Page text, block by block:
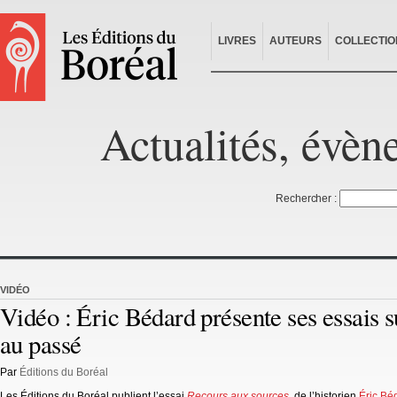
LIVRES AUTEURS
Actualités,
Rechercher :
VIDÉO
Vidéo : Éric Bédard présente ses essais
au passé
Par Éditions du Boréal